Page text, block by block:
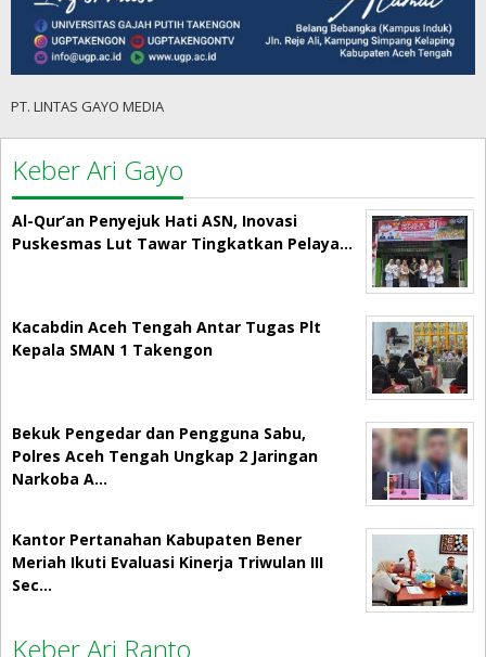
PT. LINTAS GAYO MEDIA
Keber Ari Gayo
Al-Qur’an Penyejuk Hati ASN, Inovasi
Puskesmas Lut Tawar Tingkatkan Pelaya…
Kacabdin Aceh Tengah Antar Tugas Plt
Kepala SMAN 1 Takengon
Bekuk Pengedar dan Pengguna Sabu,
Polres Aceh Tengah Ungkap 2 Jaringan
Narkoba A…
Kantor Pertanahan Kabupaten Bener
Meriah Ikuti Evaluasi Kinerja Triwulan III
Sec…
Keber Ari Ranto